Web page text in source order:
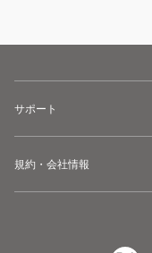
サポート
規約・会社情報